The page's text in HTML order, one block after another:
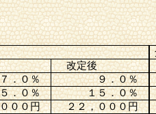
改定後
７．０％
９．０％
．０％
１５．０％
００円
２２，０００円